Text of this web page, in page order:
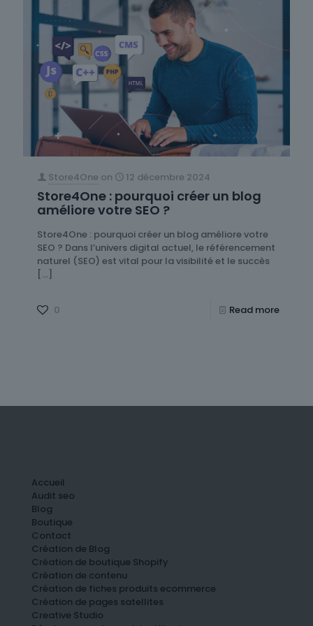
Store4One on 12 décembre 2024
Store4One : pourquoi créer un blog
améliore votre SEO ?
Store4One : pourquoi créer un blog améliore votre
SEO ? Dans l’univers digital actuel, le référencement
naturel (SEO) est vital pour la visibilité et le succès
[…]
0 Read more
Accueil
Audit seo
Blog
Boutique
Contact
Création de Blog
Création de boutique Shopify
Création de contenu
Création de fiches produits ecommerce
Création de pages satellites
Creative Studio